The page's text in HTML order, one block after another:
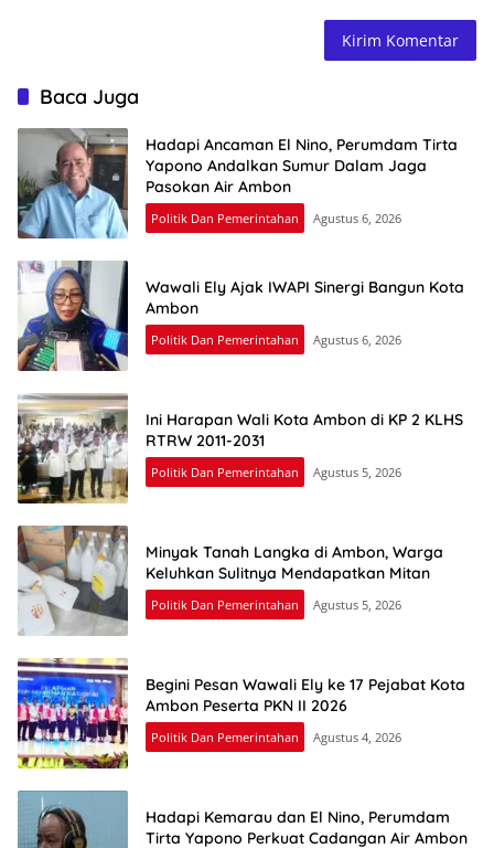
Baca Juga
Hadapi Ancaman El Nino, Perumdam Tirta
Yapono Andalkan Sumur Dalam Jaga
Pasokan Air Ambon
Politik Dan Pemerintahan Agustus 6, 2026
Wawali Ely Ajak IWAPI Sinergi Bangun Kota
Ambon
Politik Dan Pemerintahan Agustus 6, 2026
Ini Harapan Wali Kota Ambon di KP 2 KLHS
RTRW 2011-2031
Politik Dan Pemerintahan Agustus 5, 2026
Minyak Tanah Langka di Ambon, Warga
Keluhkan Sulitnya Mendapatkan Mitan
Politik Dan Pemerintahan Agustus 5, 2026
Begini Pesan Wawali Ely ke 17 Pejabat Kota
Ambon Peserta PKN II 2026
Politik Dan Pemerintahan Agustus 4, 2026
Hadapi Kemarau dan El Nino, Perumdam
Tirta Yapono Perkuat Cadangan Air Ambon